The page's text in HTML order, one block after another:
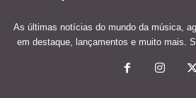
As últimas notícias do mundo da música,
em destaque, lançamentos e muito mais.